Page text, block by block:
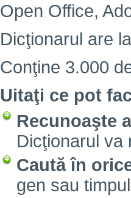
Open Office,
Dicţionarul are
Conţine 3.000
Uitaţi ce pot
Recunoaşte
Dicţionarul va
Caută în
gen sau